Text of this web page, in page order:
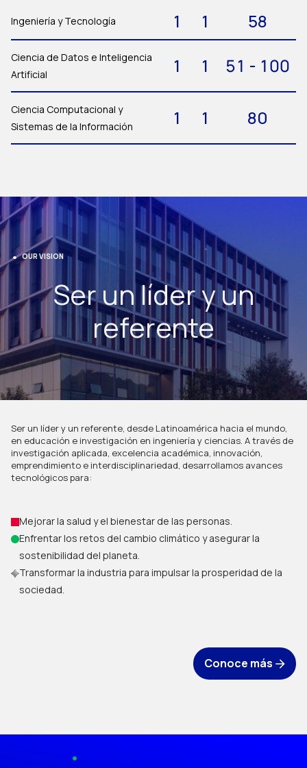
Ingeniería y Tecnología 1 1 58
Ciencia de Datos e Inteligencia
Artificial
1 1 51 - 100
Ciencia Computacional y
Sistemas de la Información
1 1 80
OUR VISION
Ser un líder y un
referente
Ser un líder y un referente, desde Latinoamérica hacia el mundo,
en educación e investigación en ingeniería y ciencias. A través de
investigación aplicada, excelencia académica, innovación,
emprendimiento e interdisciplinariedad, desarrollamos avances
tecnológicos para:
Mejorar la salud y el bienestar de las personas.
Enfrentar los retos del cambio climático y asegurar la
sostenibilidad del planeta.
Transformar la industria para impulsar la prosperidad de la
sociedad.
Conoce más